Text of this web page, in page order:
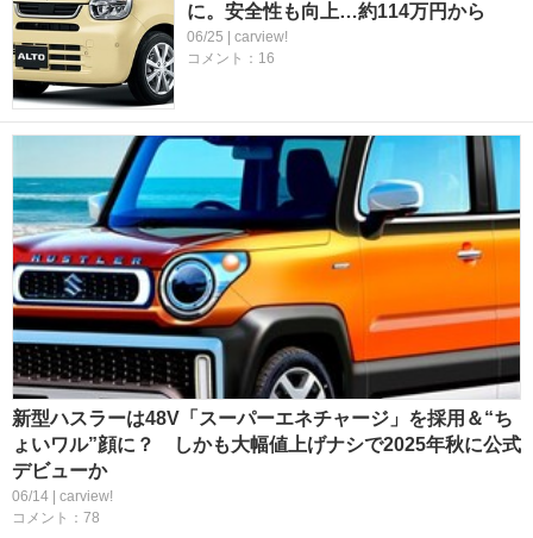
に。安全性も向上…約114万円から
06/25 | carview!
コメント：16
新型ハスラーは48V「スーパーエネチャージ」を採用＆“ち
ょいワル”顔に？ しかも大幅値上げナシで2025年秋に公式
デビューか
06/14 | carview!
コメント：78